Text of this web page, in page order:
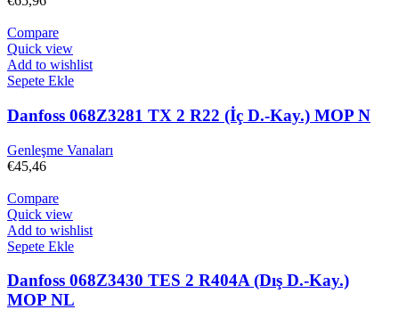
Compare
Quick view
Add to wishlist
Sepete Ekle
Danfoss 068Z3281 TX 2 R22 (İç D.-Kay.) MOP N
Genleşme Vanaları
€45,46
Compare
Quick view
Add to wishlist
Sepete Ekle
Danfoss 068Z3430 TES 2 R404A (Dış D.-Kay.)
MOP NL